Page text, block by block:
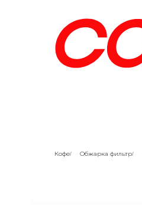
Кофе/ Обжарка фильтр/